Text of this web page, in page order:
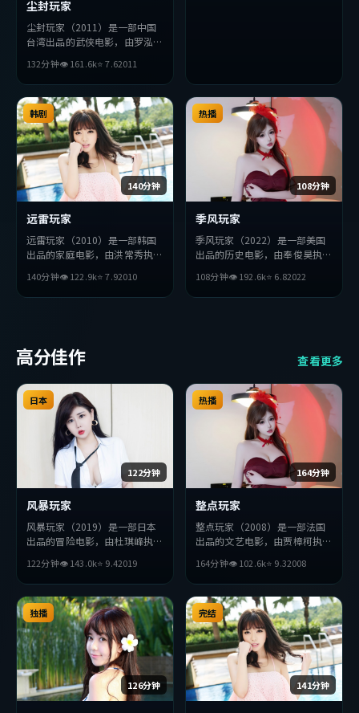
尘封玩家
尘封玩家（2011）是一部中国
台湾出品的武侠电影，由罗泓轸
伦斯·珀等主演。影片在叙事
与视听上力求突破，探讨人性与
抉择，节奏张弛有度，适合喜欢
该类型的观众完整观看。
132分钟👁161.6k⭐7.62011
140分钟
韩剧
远雷玩家
远雷玩家（2010）是一部韩国
出品的家庭电影，由洪常秀执
演。影片在叙事与视听上力求突
破，探讨人性与抉择，节奏张弛
140分钟👁122.9k⭐7.92010
108分钟
热播
季风玩家
季风玩家（2022）是一部美国
出品的历史电影，由奉俊昊执
演。影片在叙事与视听上力求突
破，探讨人性与抉择，节奏张弛
108分钟👁192.6k⭐ 6.82022
高分佳作 查看更多
122分钟
日本
风暴玩家
风暴玩家（2019）是一部日本
出品的冒险电影，由杜琪峰执
等主演。影片在叙事与视听上力
求突破，探讨人性与抉择，节奏
张弛有度，适合喜欢该类型的观
众完整观看。
122分钟👁143.0k⭐ 9.42019
164分钟
热播
整点玩家
整点玩家（2008）是一部法国
出品的文艺电影，由贾樟柯执
珀、堺雅人等主演。影片在叙事
与视听上力求突破，探讨人性与
抉择，节奏张弛有度，适合喜欢
该类型的观众完整观看。
164分钟👁102.6k⭐ 9.32008
126分钟
独播
141分钟
完结